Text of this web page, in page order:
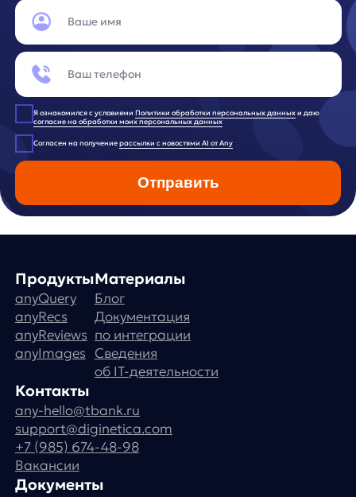
© ООО «Д Технолоджи», 2014-2026
Юридический адрес:
Центра Сколково, Большой б-р, д. 42 стр. 1
Фактический адрес:
any
+7 (985) 674-48-98
Вакансии
Документы
Реквизиты
Лицензионный договор-оферта
Политика обработки персональных данных
Согласие на обработку персональных данных
Рекомендательные алгоритмы
Деятельность в области ИТ
Согласие на получение рекламных и информационных
Руководство пользователя
Функциональные характеристики программного
ПО распространяется в виде интернет-сервиса, специальные действия